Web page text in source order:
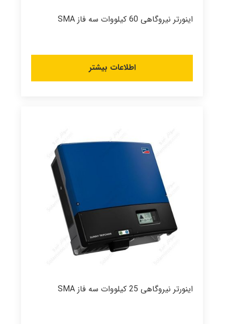
اینورتر نیروگاهی 60 کیلووات سه فاز SMA
اطلاعات بیشتر
اینورتر نیروگاهی 25 کیلووات سه فاز SMA